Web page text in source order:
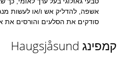
אשפה, להדליק אש ו/או לעשות
סודקים את הסלעים והורסים את
קמפינג Haugsjåsund